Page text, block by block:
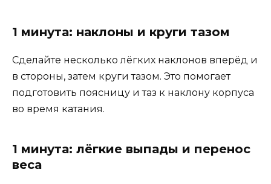
1 минута: наклоны и круги тазом
Сделайте несколько лёгких наклонов вперёд и
в стороны, затем круги тазом. Это помогает
подготовить поясницу и таз к наклону корпуса
во время катания.
1 минута: лёгкие выпады и перенос
веса